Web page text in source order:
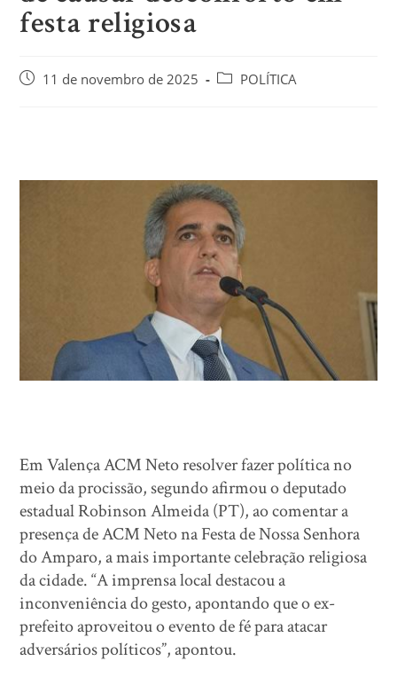
festa religiosa
11 de novembro de 2025 POLÍTICA
Em Valença ACM Neto resolver fazer política no
meio da procissão, segundo afirmou o deputado
estadual Robinson Almeida (PT), ao comentar a
presença de ACM Neto na Festa de Nossa Senhora
do Amparo, a mais importante celebração religiosa
da cidade. “A imprensa local destacou a
inconveniência do gesto, apontando que o ex-
prefeito aproveitou o evento de fé para atacar
adversários políticos”, apontou.